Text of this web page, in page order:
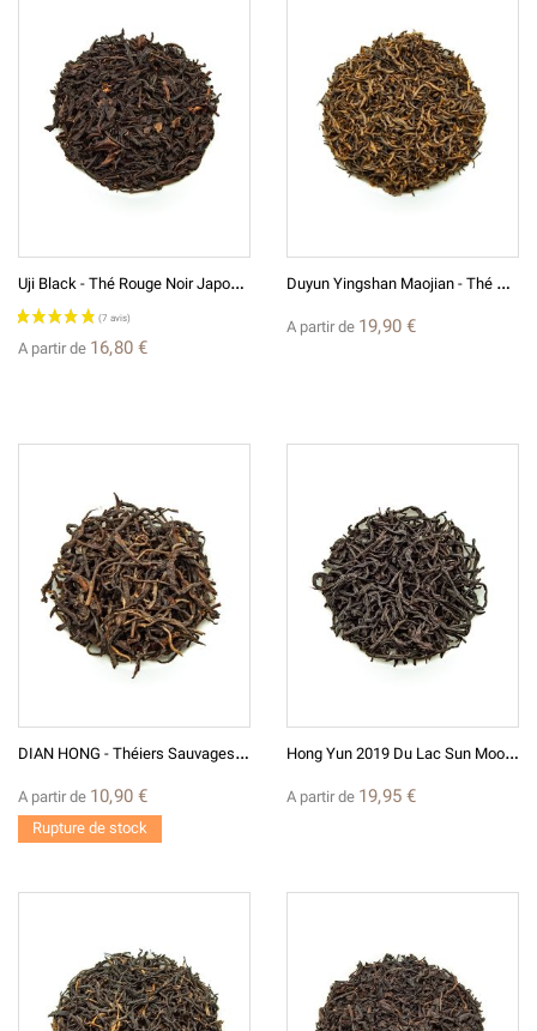
U
Ji Black - Thé Rouge Noir Japonais
A partir de 16,80 €
D
Uyun Yingshan Maojian - Thé Rouge De Chine 2024
A partir de 19,90 €
D
IAN HONG - Théiers Sauvages 滇 红 - Thé Rouge De Chine - Eastern Leaves
A partir de 10,90 €
Rupture de stock
H
Ong Yun 2019 Du Lac Sun Moon Thé Rouge De Taiwan
A partir de 19,95 €